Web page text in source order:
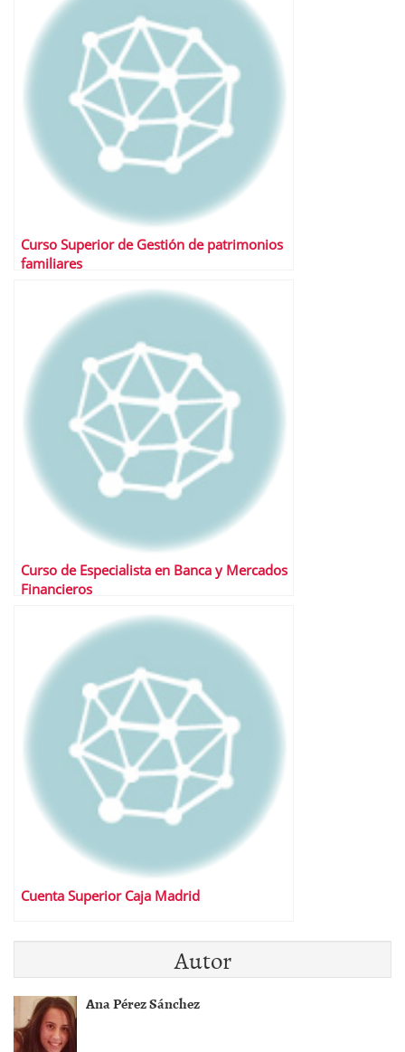
Curso Superior de Gestión de patrimonios
familiares
Curso de Especialista en Banca y Mercados
Financieros
Cuenta Superior Caja Madrid
Autor
Ana Pérez Sánchez